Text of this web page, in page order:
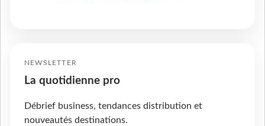
NEWSLETTER
La quotidienne pro
Débrief business, tendances distribution et
nouveautés destinations.